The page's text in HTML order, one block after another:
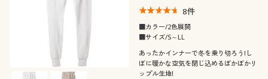
8件
■カラー/2色展開
■サイズ/S～LL
あったかインナーで冬を乗り切ろう!し
ぼに暖かな空気を閉じ込めるぽかぽかリ
ップル生地!